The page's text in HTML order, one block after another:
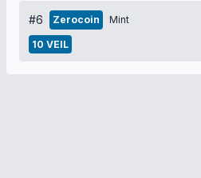
#6 Zerocoin Mint
10 VEIL